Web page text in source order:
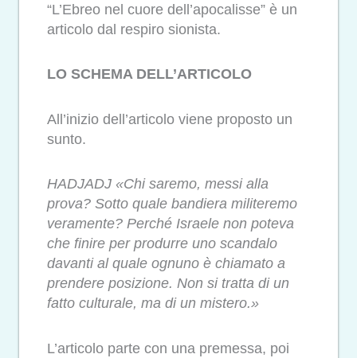
“L’Ebreo nel cuore dell’apocalisse” è un
articolo dal respiro sionista.
LO SCHEMA DELL’ARTICOLO
All’inizio dell’articolo viene proposto un
sunto.
HADJADJ «Chi saremo, messi alla
prova? Sotto quale bandiera militeremo
veramente? Perché Israele non poteva
che finire per produrre uno scandalo
davanti al quale ognuno è chiamato a
prendere posizione. Non si tratta di un
fatto culturale, ma di un mistero.»
L’articolo parte con una premessa, poi